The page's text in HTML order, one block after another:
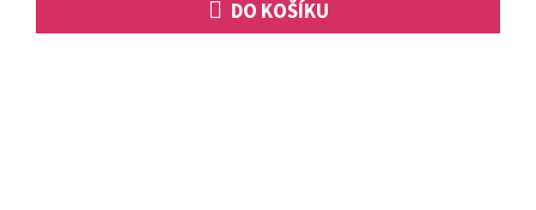
DO KOŠÍKU